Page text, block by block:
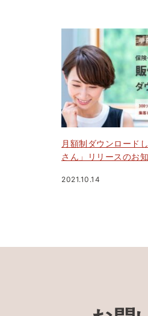
月額制ダウンロード
さん」リリースのお
2021.10.14